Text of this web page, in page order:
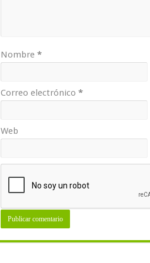
Nombre *
Correo electrónico *
Web